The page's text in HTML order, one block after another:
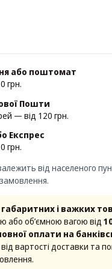
або поштомат
грн.
Пошти
— від 120 грн.
Експрес
грн.
від населеного
і важких
або об’ємною вагою від
оплати на
вартості доставки та